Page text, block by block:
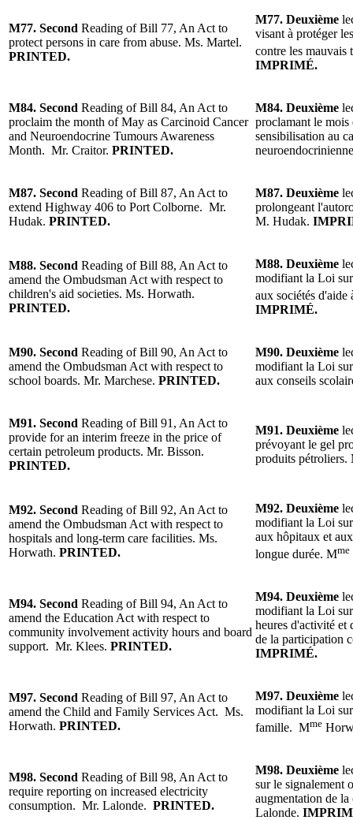
M77. Second Reading of Bill 77, An Act to
protect persons in care from abuse. Ms. Martel.
PRINTED.
M77. Deuxième
visant à protéger
contre les mauvais
IMPRIMÉ.
M84. Second Reading of Bill 84, An Act to
proclaim the month of May as Carcinoid Cancer
and Neuroendocrine Tumours Awareness
Month. Mr. Craitor. PRINTED.
M84. Deuxième
proclamant le
sensibilisation au
M87. Second Reading of Bill 87, An Act to
extend Highway 406 to Port Colborne. Mr.
Hudak. PRINTED.
M87. Deuxième
prolongeant
M. Hudak.
M88. Second Reading ofBill 88, An Act to
amend the Ombudsman Act with respect to
children's aid societies. Ms. Horwath.
PRINTED.
M88. Deuxième
modifiant la Loi
aux sociétés
IMPRIMÉ.
M90. Second Reading ofBill 90, An Act to
amend the Ombudsman Act with respect to
school boards. Mr. Marchese. PRINTED.
M90. Deuxième
modifiant la Loi
aux conseils
M91. Second Reading ofBill 91, An Act to
provide for an interim freeze in the price of
certain petroleum products. Mr. Bisson.
PRINTED.
M91. Deuxième
prévoyant le gel
produits
M92. Second Reading ofBill 92, An Act to
amend the Ombudsman Act with respect to
hospitals and long-term care facilities. Ms.
Horwath. PRINTED.
M92. Deuxième
modifiant la Loi
aux hôpitaux et
longue durée. Mme
M94. Second Reading of Bill 94, An Act to
amend the Education Act with respect to
community involvement activity hours and board
support. Mr. Klees. PRINTED.
M94. Deuxième
modifiant la Loi
heures d'activité et
de la participation
IMPRIMÉ.
M97. Second Reading of Bill 97, An Act to
amend the Child and Family Services Act. Ms.
Horwath. PRINTED.
M97. Deuxième
modifiant la Loi
famille. Mme
M98. Second Reading of Bill 98, An Act to
require reporting on increased electricity
consumption. Mr. Lalonde. PRINTED.
M98. Deuxième
sur le signalement
augmentation de
Lalonde.